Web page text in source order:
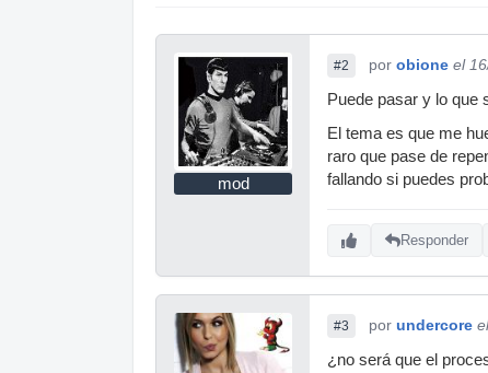
mod
#2 por obione el
Puede pasar y lo que
El tema es que me
raro que pase de
fallando si puedes
Responder
#3 por undercore
¿no será que el